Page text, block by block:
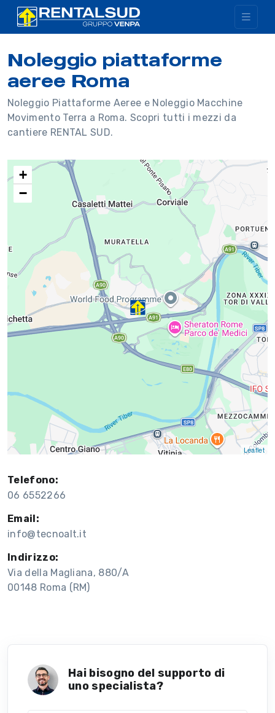
Noleggio piattaforme
aeree Roma
Noleggio Piattaforme Aeree e Noleggio Macchine
Movimento Terra a Roma. Scopri tutti i mezzi da
cantiere RENTAL SUD.
+
−
Leaflet
Telefono:
06 6552266
Email:
info@tecnoalt.it
Indirizzo:
Via della Magliana, 880/A
00148 Roma (RM)
Hai bisogno del supporto di
uno specialista?